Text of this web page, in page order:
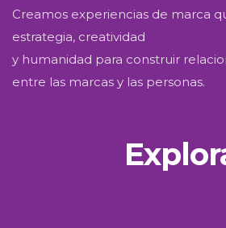
Creamos experiencias de marca
estrategia, creatividad
y humanidad para construir
entre las marcas y las personas.